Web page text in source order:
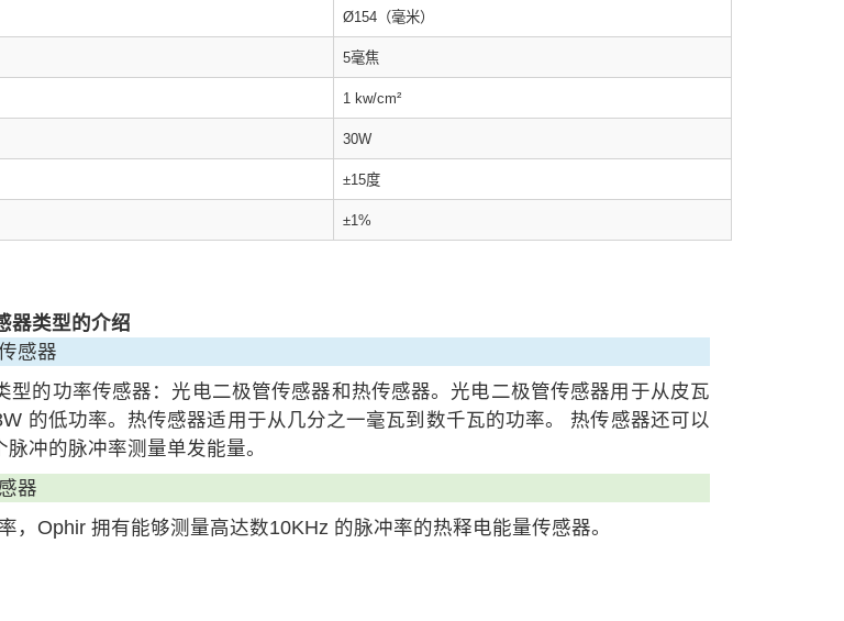
Ø154（毫米）
5毫焦
1 kw/cm²
30W
±15度
±1%
器类型的介绍
感器
型的功率传感器：光电二极管传感器和热传感器。光电二极管传感器用于从皮瓦
的低功率。热传感器适用于从几分之一毫瓦到数千瓦的功率。 热传感器还可以
冲的脉冲率测量单发能量。
器
，Ophir 拥有能够测量高达数10KHz 的脉冲率的热释电能量传感器。